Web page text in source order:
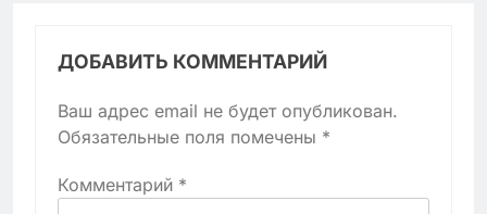
ДОБАВИТЬ КОММЕНТАРИЙ
Ваш адрес email не будет опубликован.
Обязательные поля помечены *
Комментарий *